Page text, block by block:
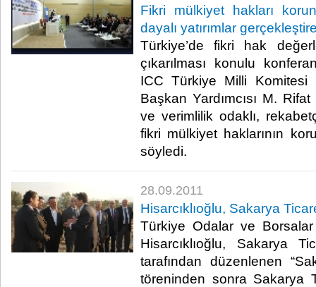
Fikri mülkiyet hakları
dayalı yatırımlar
Türkiye’de fikri hak
çıkarılması konulu
ICC Türkiye Milli Komitesi
Başkan Yardımcısı M.
ve verimlilik odaklı,
fikri mülkiyet haklarının
söyledi.​ ​
28.09.2011
Hisarcıklıoğlu, Sakarya
Türkiye Odalar ve
Hisarcıklıoğlu, Sakarya
tarafından düzenlenen
töreninden sonra Sakarya